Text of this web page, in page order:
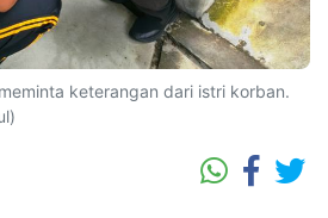
keterangan dari istri korban.